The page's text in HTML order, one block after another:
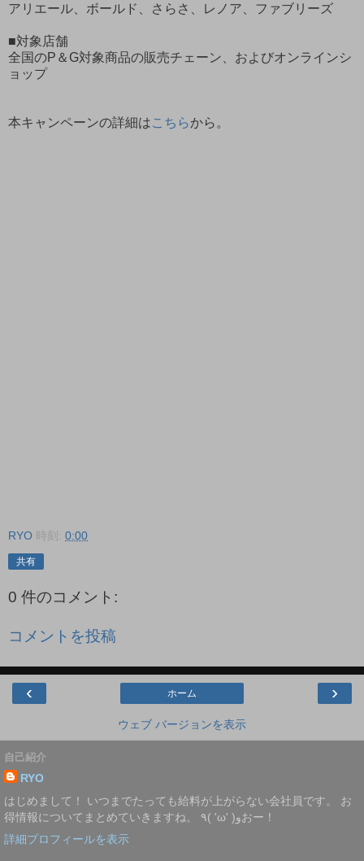
アリエール、ボールド、さらさ、レノア、ファブリーズ
■対象店舗
全国のP＆G対象商品の販売チェーン、およびオンラインシ
ョップ
本キャンペーンの詳細はこちらから。
RYO 時刻: 0:00
共有
0 件のコメント:
コメントを投稿
‹ ›
ホーム
ウェブ バージョンを表示
自己紹介
RYO
はじめまして！ いつまでたっても給料が上がらない会社員です。 お
得情報についてまとめていきますね。 ٩( 'ω' )وおー！
詳細プロフィールを表示